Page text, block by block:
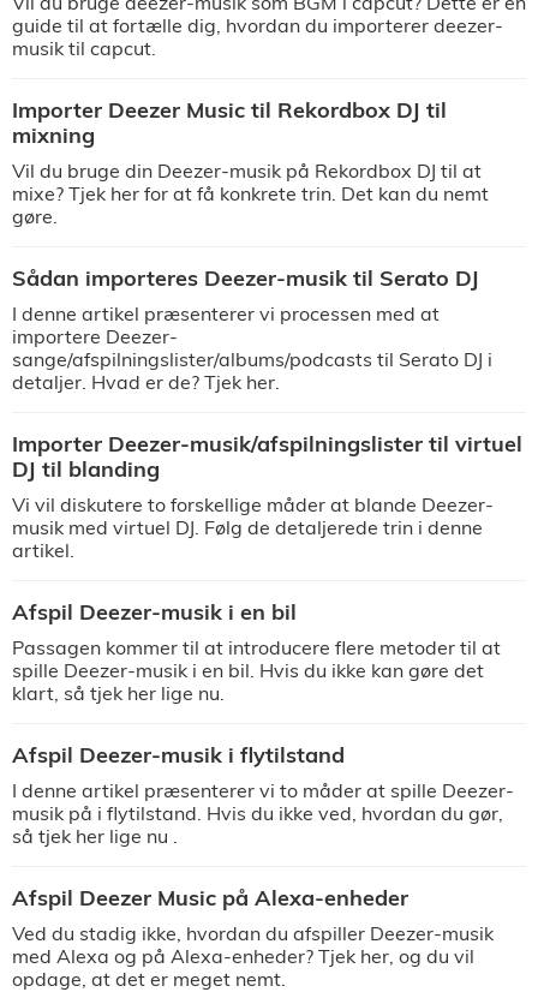
guide til at fortælle dig, hvordan du importerer deezer-
musik til capcut.
Importer Deezer Music til Rekordbox DJ til
mixning
Vil du bruge din Deezer-musik på Rekordbox DJ til at
mixe? Tjek her for at få konkrete trin. Det kan du nemt
gøre.
Sådan importeres Deezer-musik til Serato DJ
I denne artikel præsenterer vi processen med at
importere Deezer-
sange/afspilningslister/albums/podcasts til Serato DJ i
detaljer. Hvad er de? Tjek her.
Importer Deezer-musik/afspilningslister til virtuel
DJ til blanding
Vi vil diskutere to forskellige måder at blande Deezer-
musik med virtuel DJ. Følg de detaljerede trin i denne
artikel.
Afspil Deezer-musik i en bil
Passagen kommer til at introducere flere metoder til at
spille Deezer-musik i en bil. Hvis du ikke kan gøre det
klart, så tjek her lige nu.
Afspil Deezer-musik i flytilstand
I denne artikel præsenterer vi to måder at spille Deezer-
musik på i flytilstand. Hvis du ikke ved, hvordan du gør,
så tjek her lige nu .
Afspil Deezer Music på Alexa-enheder
Ved du stadig ikke, hvordan du afspiller Deezer-musik
med Alexa og på Alexa-enheder? Tjek her, og du vil
opdage, at det er meget nemt.